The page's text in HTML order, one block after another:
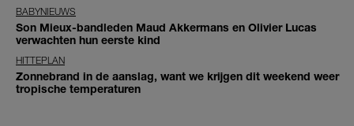
BABYNIEUWS
Son Mieux-bandleden Maud Akkermans en Olivier Lucas
verwachten hun eerste kind
HITTEPLAN
Zonnebrand in de aanslag, want we krijgen dit weekend weer
tropische temperaturen